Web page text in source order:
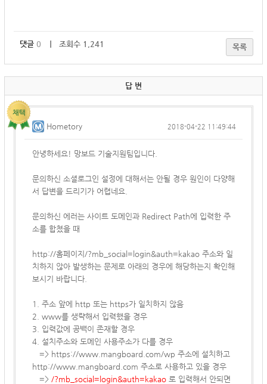
댓글 0 ｜ 조회수 1,241 목록
답 변
Hometory 2018-04-22 11:49:44
안녕하세요! 망보드 기술지원팀입니다.
문의하신 소셜로그인 설정에 대해서는 안될 경우 원인이 다양해
서 답변을 드리기가 어렵네요.
문의하신 에러는 사이트 도메인과 Redirect Path에 입력한 주
소를 합쳤을 때
http://홈페이지/?mb_social=login&auth=kakao 주소와 일
치하지 않아 발생하는 문제로 아래의 경우에 해당하는지 확인해
보시기 바랍니다.
1. 주소 앞에 http 또는 https가 일치하지 않음
2. www를 생략해서 입력했을 경우
3. 입력값에 공백이 존재할 경우
4. 설치주소와 도메인 사용주소가 다를 경우
=> https://www.mangboard.com/wp 주소에 설치하고
http://www.mangboard.com 주소로 사용하고 있을 경우
=> /?mb_social=login&auth=kakao 로 입력해서 안되면